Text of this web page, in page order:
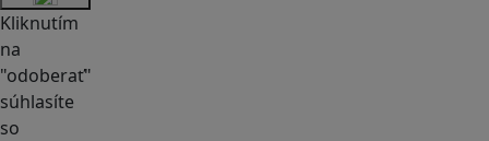
Kliknutím
na
"odoberať"
súhlasíte
so